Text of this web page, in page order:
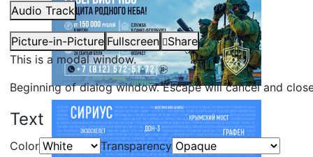
Audio Track
Picture-in-Picture Fullscreen
Share
This is a modal window.
Beginning of dialog window. Escape will cancel and
Text
Color Transparency